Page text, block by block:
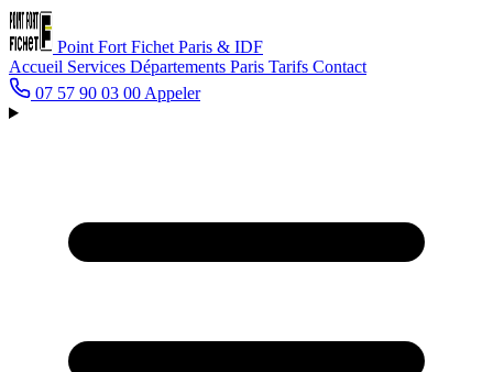
Point Fort Fichet Paris & IDF
Accueil Services Départements Paris Tarifs Contact
07 57 90 03 00 Appeler